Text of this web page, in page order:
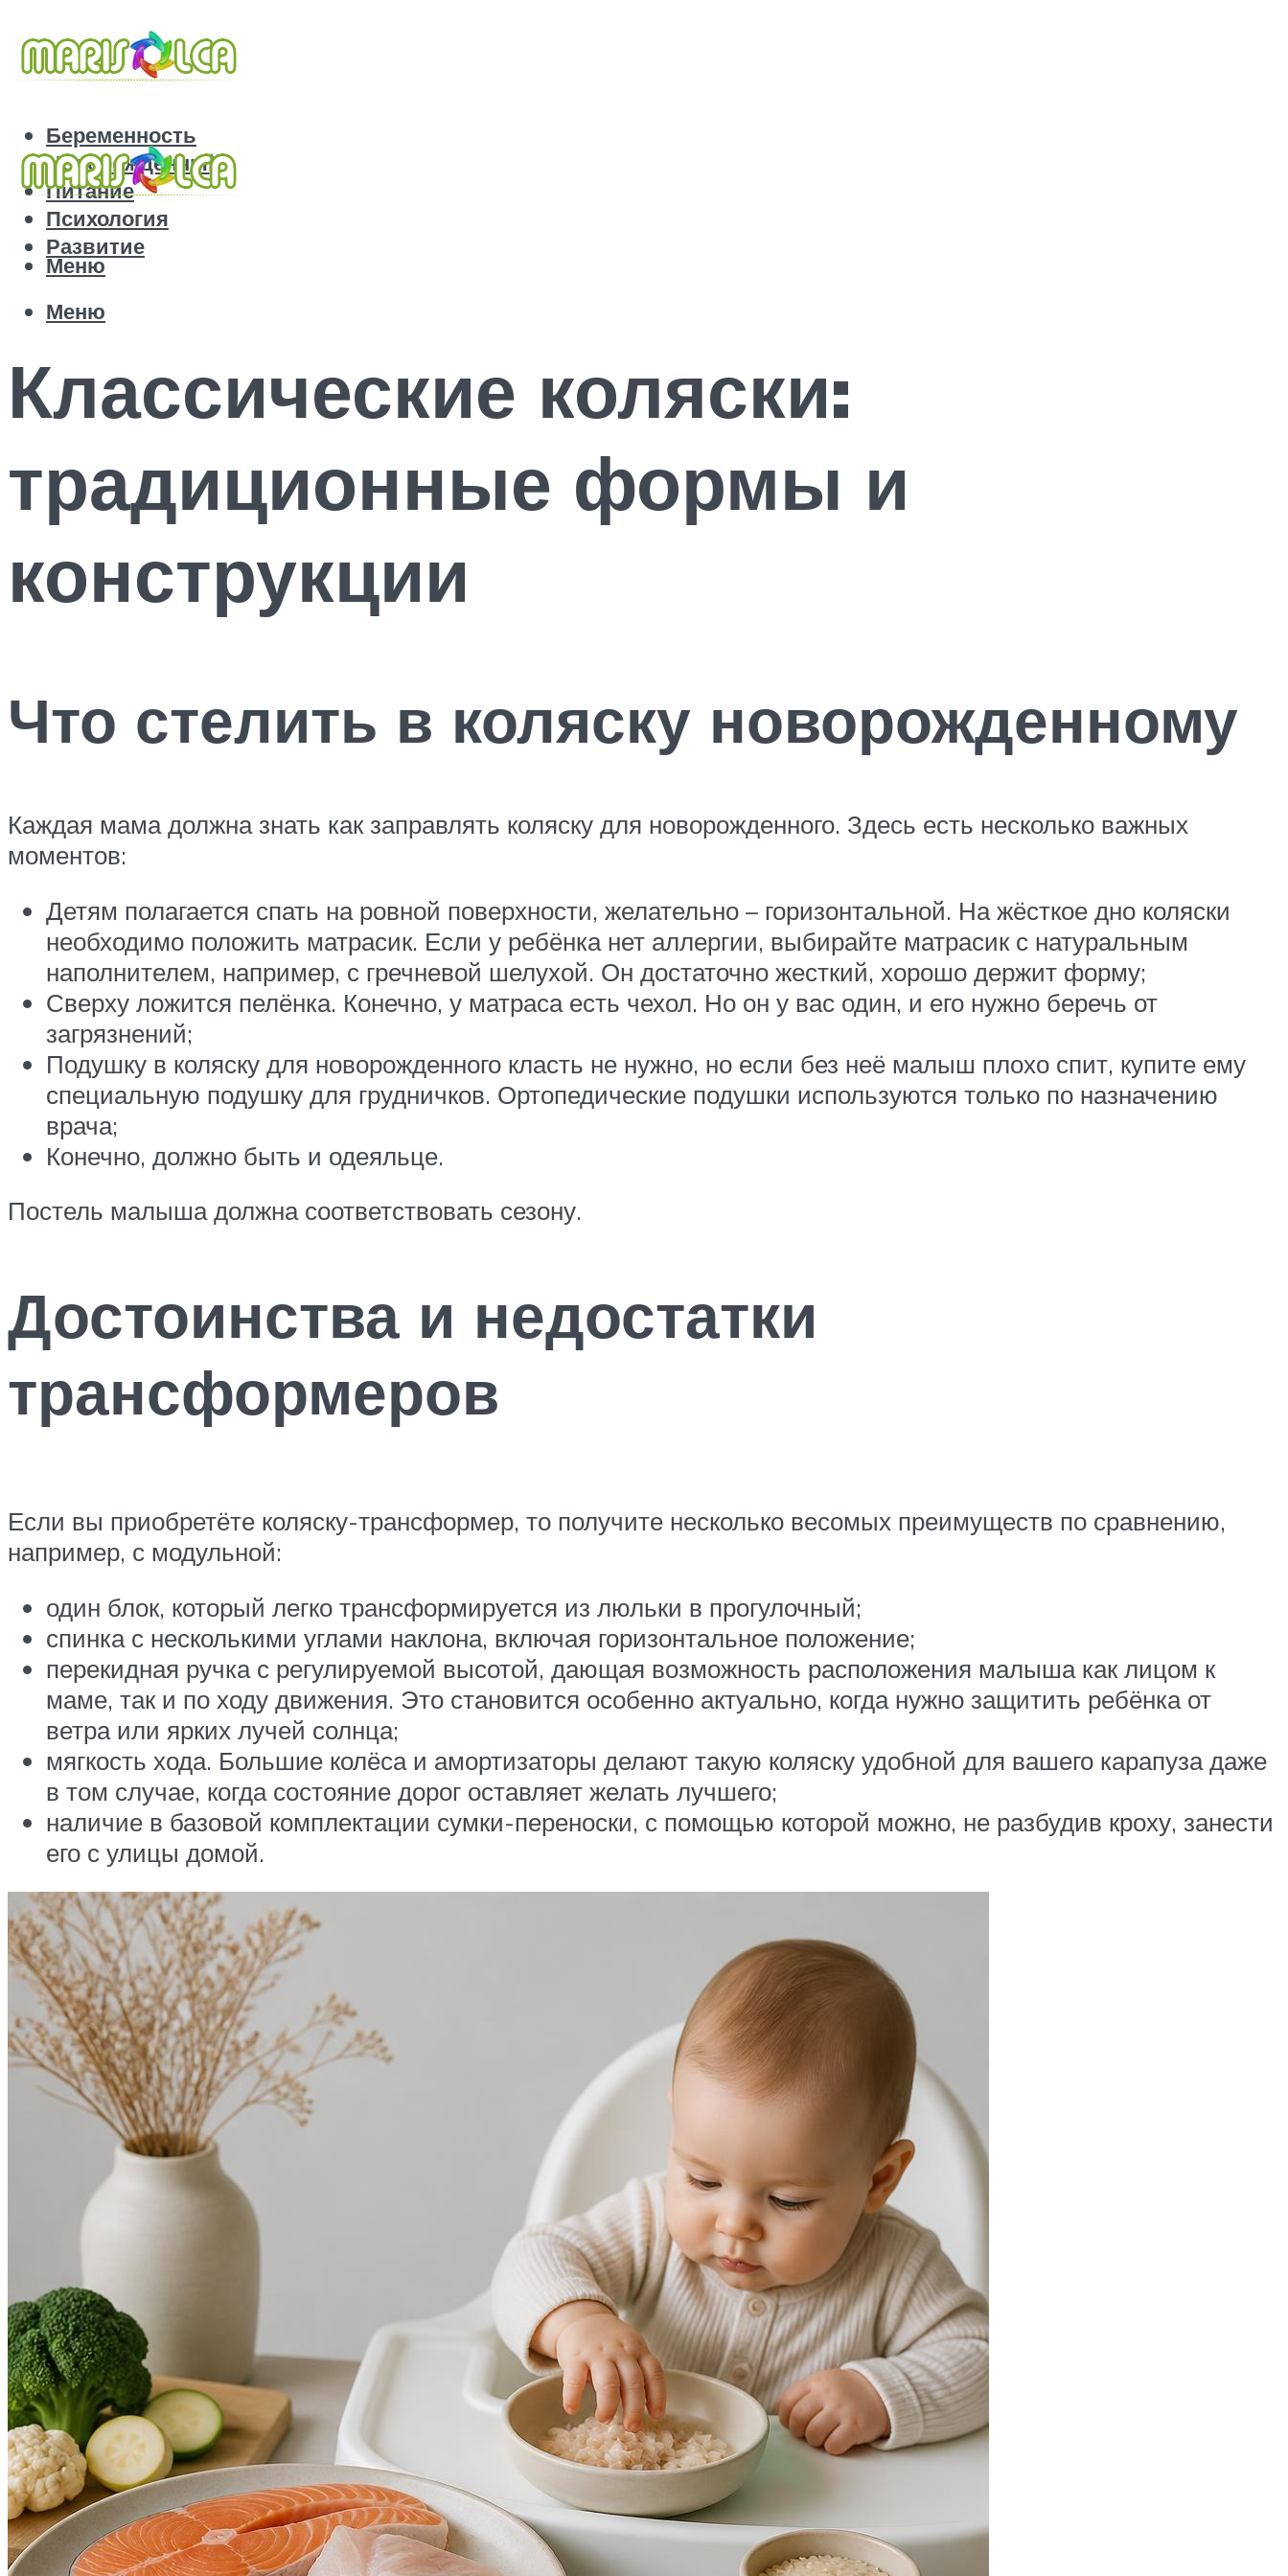
Беременность
Новорожденный
Питание
Психология
Развитие
Меню
Меню
Классические коляски:
традиционные формы и
конструкции
Что стелить в коляску новорожденному
Каждая мама должна знать как заправлять коляску для новорожденного. Здесь есть несколько важных
моментов:
Детям полагается спать на ровной поверхности, желательно – горизонтальной. На жёсткое дно коляски
необходимо положить матрасик. Если у ребёнка нет аллергии, выбирайте матрасик с натуральным
наполнителем, например, с гречневой шелухой. Он достаточно жесткий, хорошо держит форму;
Сверху ложится пелёнка. Конечно, у матраса есть чехол. Но он у вас один, и его нужно беречь от
загрязнений;
Подушку в коляску для новорожденного класть не нужно, но если без неё малыш плохо спит, купите ему
специальную подушку для грудничков. Ортопедические подушки используются только по назначению
врача;
Конечно, должно быть и одеяльце.
Постель малыша должна соответствовать сезону.
Достоинства и недостатки
трансформеров
Если вы приобретёте коляску-трансформер, то получите несколько весомых преимуществ по сравнению,
например, с модульной:
один блок, который легко трансформируется из люльки в прогулочный;
спинка с несколькими углами наклона, включая горизонтальное положение;
перекидная ручка с регулируемой высотой, дающая возможность расположения малыша как лицом к
маме, так и по ходу движения. Это становится особенно актуально, когда нужно защитить ребёнка от
ветра или ярких лучей солнца;
мягкость хода. Большие колёса и амортизаторы делают такую коляску удобной для вашего карапуза даже
в том случае, когда состояние дорог оставляет желать лучшего;
наличие в базовой комплектации сумки-переноски, с помощью которой можно, не разбудив кроху, занести
его с улицы домой.